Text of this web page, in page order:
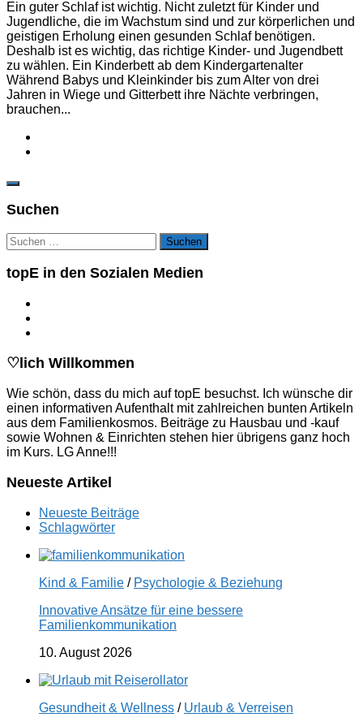
Ein guter Schlaf ist wichtig. Nicht zuletzt für Kinder und
Jugendliche, die im Wachstum sind und zur körperlichen und
geistigen Erholung einen gesunden Schlaf benötigen.
Deshalb ist es wichtig, das richtige Kinder- und Jugendbett
zu wählen. Ein Kinderbett ab dem Kindergartenalter
Während Babys und Kleinkinder bis zum Alter von drei
Jahren in Wiege und Gitterbett ihre Nächte verbringen,
brauchen...
Suchen
Suchen
nach:
topE in den Sozialen Medien
♡lich Willkommen
Wie schön, dass du mich auf topE besuchst. Ich wünsche dir
einen informativen Aufenthalt mit zahlreichen bunten Artikeln
aus dem Familienkosmos. Beiträge zu Hausbau und -kauf
sowie Wohnen & Einrichten stehen hier übrigens ganz hoch
im Kurs. LG Anne!!!
Neueste Artikel
Neueste Beiträge
Schlagwörter
Kind & Familie / Psychologie & Beziehung
Innovative Ansätze für eine bessere
Familienkommunikation
10. August 2026
Gesundheit & Wellness / Urlaub & Verreisen